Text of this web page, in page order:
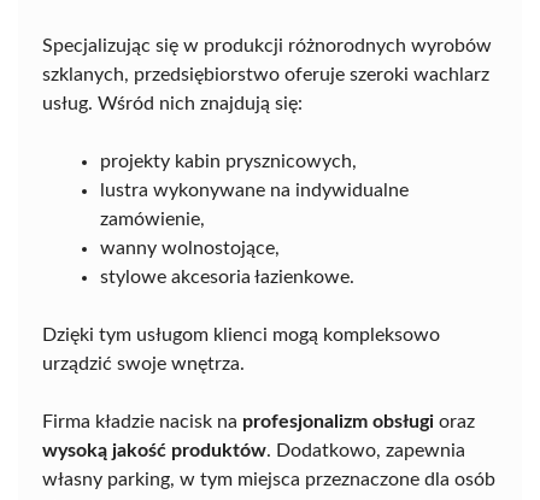
Specjalizując się w produkcji różnorodnych wyrobów
szklanych, przedsiębiorstwo oferuje szeroki wachlarz
usług. Wśród nich znajdują się:
projekty kabin prysznicowych,
lustra wykonywane na indywidualne
zamówienie,
wanny wolnostojące,
stylowe akcesoria łazienkowe.
Dzięki tym usługom klienci mogą kompleksowo
urządzić swoje wnętrza.
Firma kładzie nacisk na profesjonalizm obsługi oraz
wysoką jakość produktów. Dodatkowo, zapewnia
własny parking, w tym miejsca przeznaczone dla osób